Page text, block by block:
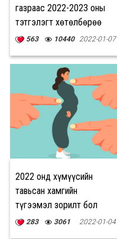
газраас 2022-2023 оны
тэтгэлэгт хөтөлбөрөө
зарлалаа
563 10440 2022-01-07
2022 онд хүмүүсийн
тавьсан хамгийн
түгээмэл зорилт бол
“ЖИНГЭЭ ХАСАХ”
283 3061 2022-01-04